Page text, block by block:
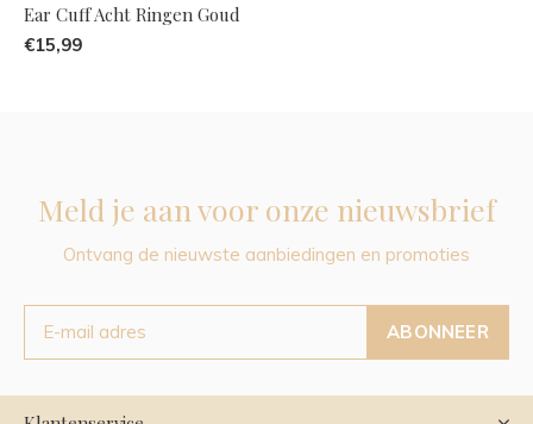
Ear Cuff Acht Ringen Goud
€15,99
Meld je aan voor onze nieuwsbrief
Ontvang de nieuwste aanbiedingen en promoties
ABONNEER